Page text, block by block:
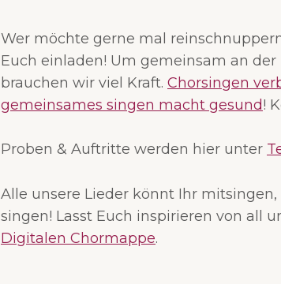
Wer möchte gerne mal
Euch einladen! Um gemeinsam an
brauchen wir viel Kraft. Chorsingen
gemeinsames singen macht gesund!
Proben & Auftritte werden hier unter
Alle unsere Lieder könnt Ihr
singen! Lasst Euch inspirieren von all
Digitalen Chormappe.